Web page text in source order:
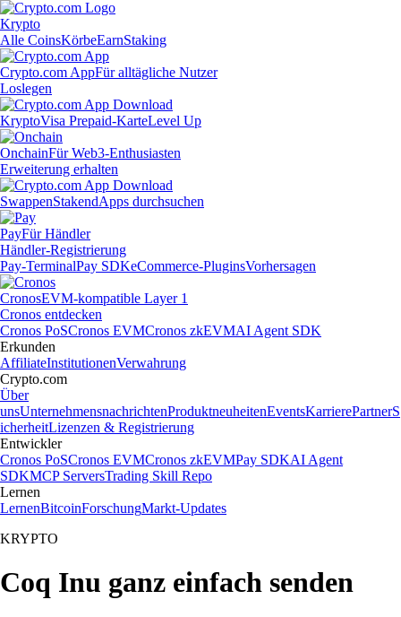
Krypto
Alle CoinsKörbeEarnStaking
Crypto.com AppFür alltägliche Nutzer
Loslegen
KryptoVisa Prepaid-KarteLevel Up
OnchainFür Web3-Enthusiasten
Erweiterung erhalten
SwappenStakendApps durchsuchen
PayFür Händler
Händler-Registrierung
Pay-TerminalPay SDKeCommerce-PluginsVorhersagen
CronosEVM-kompatible Layer 1
Cronos entdecken
Cronos PoSCronos EVMCronos zkEVMAI Agent SDK
Erkunden
AffiliateInstitutionenVerwahrung
Crypto.com
Über
unsUnternehmensnachrichtenProduktneuheitenEventsKarrierePartnerS
icherheitLizenzen & Registrierung
Entwickler
Cronos PoSCronos EVMCronos zkEVMPay SDKAI Agent
SDKMCP ServersTrading Skill Repo
Lernen
LernenBitcoinForschungMarkt-Updates
KRYPTO
Coq Inu ganz einfach senden